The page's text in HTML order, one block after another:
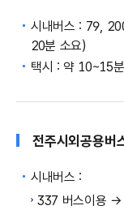
시내버스 : 79,
20분 소요)
택시 : 약 10~15
전주시외공용버
시내버스 :
337 버스이용 →